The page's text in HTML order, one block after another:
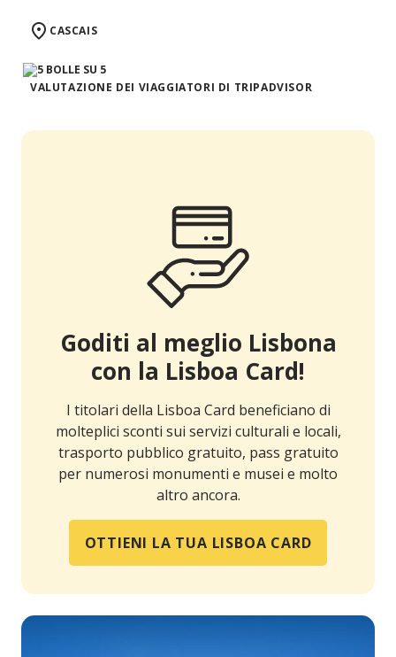
CASCAIS
VALUTAZIONE DEI VIAGGIATORI DI TRIPADVISOR
Goditi al meglio Lisbona
con la Lisboa Card!
I titolari della Lisboa Card beneficiano di
molteplici sconti sui servizi culturali e locali,
trasporto pubblico gratuito, pass gratuito
per numerosi monumenti e musei e molto
altro ancora.
OTTIENI LA TUA LISBOA CARD